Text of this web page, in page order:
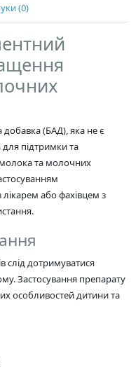
(0)
добавка (БАД), яка не є
підтримки та
та молочних
або фахівцем з
слід дотримуватися
Застосування препарату
особливостей дитини та